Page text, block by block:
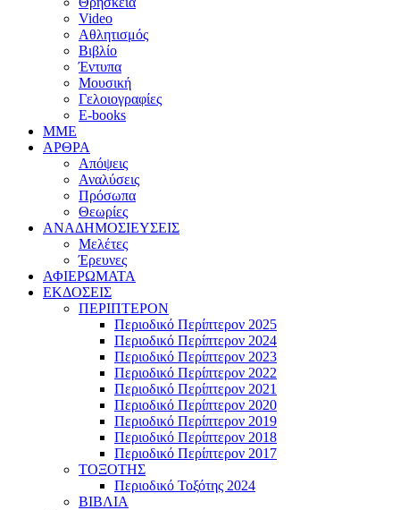
Video
Αθλητισμός
Βιβλίο
Έντυπα
Μουσική
Γελοιογραφίες
E-books
MME
ΑΡΘΡΑ
Απόψεις
Αναλύσεις
Πρόσωπα
Θεωρίες
ΑΝΑΔΗΜΟΣΙΕΥΣΕΙΣ
Μελέτες
Έρευνες
ΑΦΙΕΡΩΜΑΤΑ
ΕΚΔΟΣΕΙΣ
ΠΕΡΙΠΤΕΡΟΝ
Περιοδικό Περίπτερον 2025
Περιοδικό Περίπτερον 2024
Περιοδικό Περίπτερον 2023
Περιοδικό Περίπτερον 2022
Περιοδικό Περίπτερον 2021
Περιοδικό Περίπτερον 2020
Περιοδικό Περίπτερον 2019
Περιοδικό Περίπτερον 2018
Περιοδικό Περίπτερον 2017
ΤΟΞΟΤΗΣ
Περιοδικό Τοξότης 2024
ΒΙΒΛΙΑ